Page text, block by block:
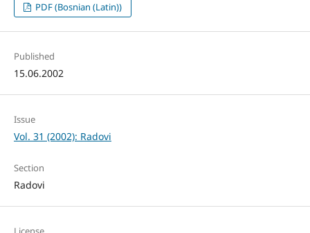
PDF (Bosnian (Latin))
Published
15.06.2002
Issue
Vol. 31 (2002): Radovi
Section
Radovi